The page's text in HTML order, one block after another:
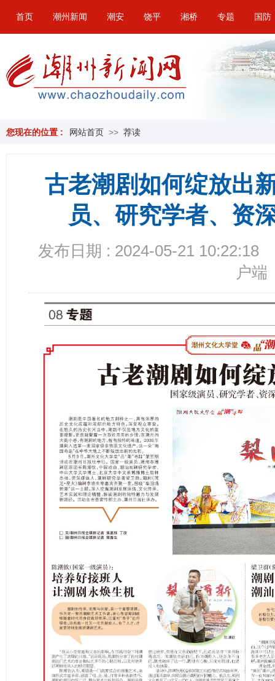
首页 潮州新闻 潮安 饶平 湘桥 专题 国防
您现在的位置 : 网站首页 >> 荐读
古老潮剧如何绽放出
员、研究学者、资
发布日期 : 2024-05-21 10:22:18
户端